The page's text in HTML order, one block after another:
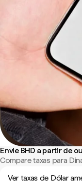
Envie BHD a partir de
Compare taxas para
Ver taxas de Dólar